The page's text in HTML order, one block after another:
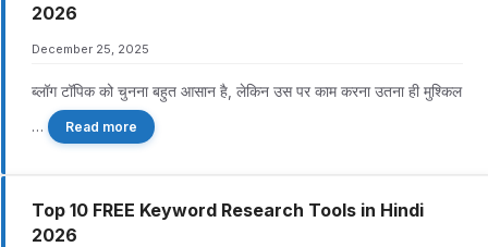
2026
December 25, 2025
ब्लॉग टॉपिक को चुनना बहुत आसान है, लेकिन उस पर काम करना उतना ही मुश्किल
…
Read more
Top 10 FREE Keyword Research Tools in Hindi
2026